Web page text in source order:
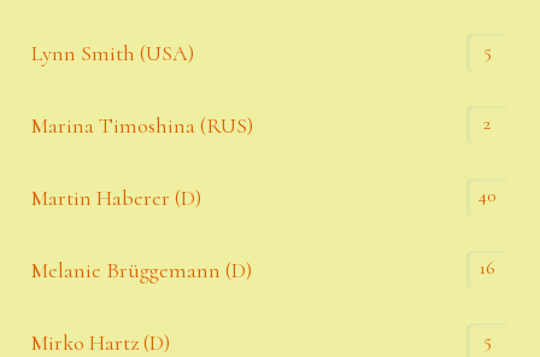
Lynn Smith (USA) 5
Marina Timoshina (RUS) 2
Martin Haberer (D) 40
Melanie Brüggemann (D) 16
Mirko Hartz (D) 5